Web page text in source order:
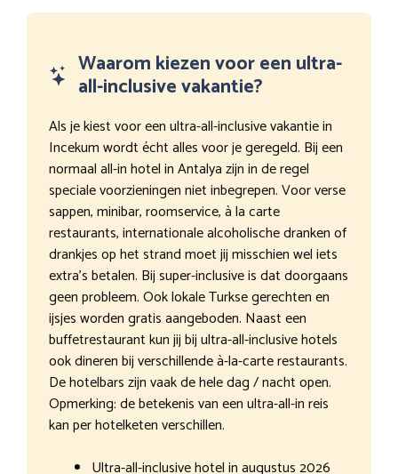
Waarom kiezen voor een ultra-
all-inclusive vakantie?
Als je kiest voor een ultra-all-inclusive vakantie in
Incekum wordt écht alles voor je geregeld. Bij een
normaal all-in hotel in Antalya zijn in de regel
speciale voorzieningen niet inbegrepen. Voor verse
sappen, minibar, roomservice, à la carte
restaurants, internationale alcoholische dranken of
drankjes op het strand moet jij misschien wel iets
extra’s betalen. Bij super-inclusive is dat doorgaans
geen probleem. Ook lokale Turkse gerechten en
ijsjes worden gratis aangeboden. Naast een
buffetrestaurant kun jij bij ultra-all-inclusive hotels
ook dineren bij verschillende à-la-carte restaurants.
De hotelbars zijn vaak de hele dag / nacht open.
Opmerking: de betekenis van een ultra-all-in reis
kan per hotelketen verschillen.
Ultra-all-inclusive hotel in augustus 2026